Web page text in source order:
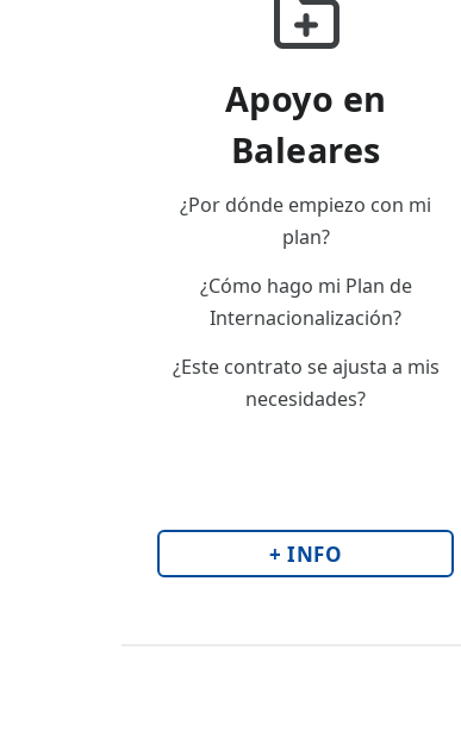
Apoyo en
Baleares
¿Por dónde empiezo con mi
plan?
¿Cómo hago mi Plan de
Internacionalización?
¿Este contrato se ajusta a mis
necesidades?
+ INFO